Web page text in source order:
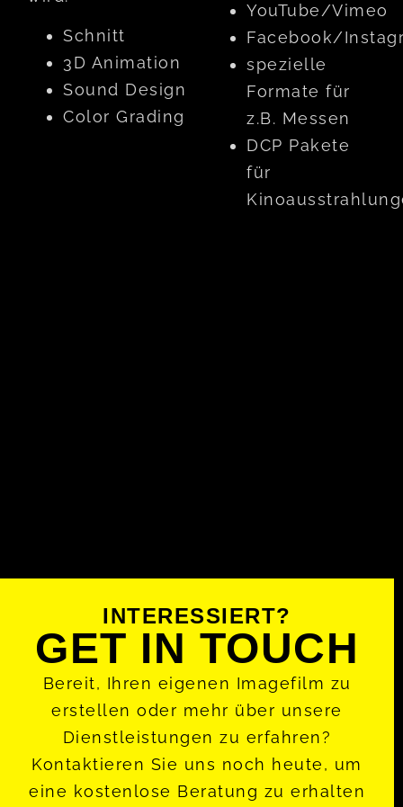
Schnitt
3D Animation
Sound Design
Color Grading
YouTube/Vimeo
Facebook/
spezielle
Formate für
z.B. Messen
DCP Pakete
für
INTERESSIERT?
GET IN TOUCH
Bereit, Ihren eigenen Imagefilm zu
erstellen oder mehr über unsere
Dienstleistungen zu erfahren?
Kontaktieren Sie uns noch heute, um
eine kostenlose Beratung zu erhalten